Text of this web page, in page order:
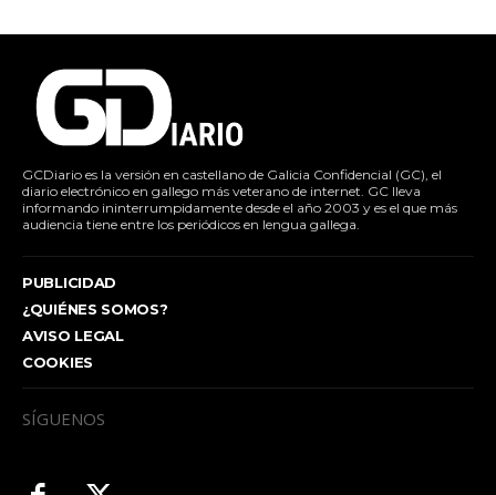
GCDiario es la versión en castellano de Galicia Confidencial (GC), el
diario electrónico en gallego más veterano de internet. GC lleva
informando ininterrumpidamente desde el año 2003 y es el que más
audiencia tiene entre los periódicos en lengua gallega.
PUBLICIDAD
¿QUIÉNES SOMOS?
AVISO LEGAL
COOKIES
SÍGUENOS